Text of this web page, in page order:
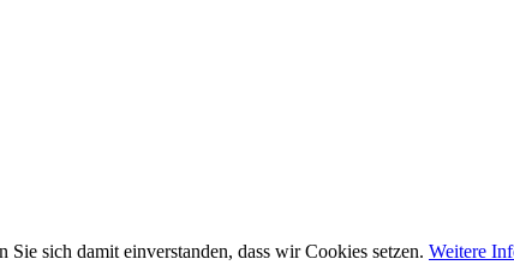
sich damit einverstanden, dass wir Cookies setzen. Weitere